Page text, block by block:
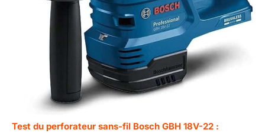
Test du perforateur sans-fil Bosch GBH 18V-22 :